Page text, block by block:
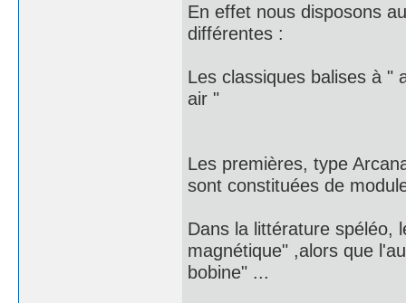
En effet nous disposons
différentes :
Les classiques balises à "
air "
Les premières, type
sont constituées de
Dans la littérature spéléo,
magnétique" ,alors que
bobine" ...